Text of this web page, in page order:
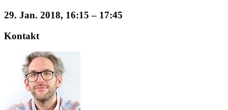
29. Jan. 2018, 16:15 – 17:45
Kontakt